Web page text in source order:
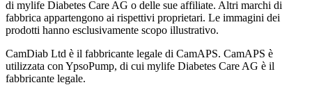
di mylife Diabetes Care AG o delle sue affiliate. Altri marchi di
fabbrica appartengono ai rispettivi proprietari. Le immagini dei
prodotti hanno esclusivamente scopo illustrativo.
CamDiab Ltd è il fabbricante legale di CamAPS. CamAPS è
utilizzata con YpsoPump, di cui mylife Diabetes Care AG è il
fabbricante legale.